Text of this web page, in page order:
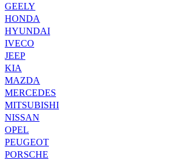
GEELY
HONDA
HYUNDAI
IVECO
JEEP
KIA
MAZDA
MERCEDES
MITSUBISHI
NISSAN
OPEL
PEUGEOT
PORSCHE